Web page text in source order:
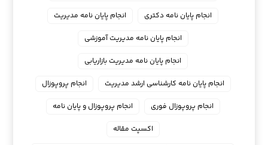
انجام پایان نامه دکتری
انجام پایان نامه مدیریت
انجام پایان نامه مدیریت آموزشی
انجام پایان نامه مدیریت بازاریابی
انجام پایان نامه کارشناسی ارشد مدیریت
انجام پروپوزال
انجام پروپوزال فوری
انجام پروپوزال و پایان نامه
اکسپت مقاله